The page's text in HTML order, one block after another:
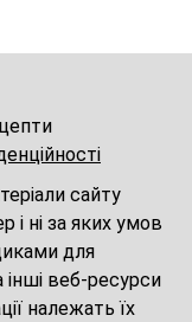
сайту
і ні за яких умов
для
інші веб-ресурси
належать їх